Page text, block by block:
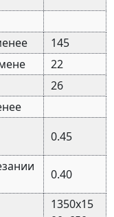
145
22
26
0.45
0.40
1350х15